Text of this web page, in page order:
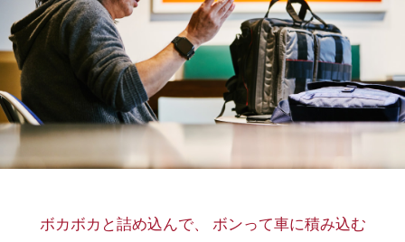
ボカボカと詰め込んで、 ボンって車に積み込む